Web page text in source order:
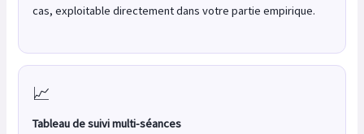
cas, exploitable directement dans votre partie empirique.
📈
Tableau de suivi multi-séances